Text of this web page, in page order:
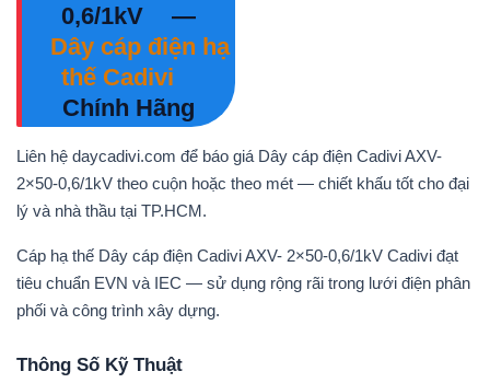
0,6/1kV
—
Dây cáp điện hạ
thế Cadivi
Chính Hãng
Liên hệ daycadivi.com để báo giá Dây cáp điện Cadivi AXV-
2×50-0,6/1kV theo cuộn hoặc theo mét — chiết khấu tốt cho đại
lý và nhà thầu tại TP.HCM.
Cáp hạ thế Dây cáp điện Cadivi AXV- 2×50-0,6/1kV Cadivi đạt
tiêu chuẩn EVN và IEC — sử dụng rộng rãi trong lưới điện phân
phối và công trình xây dựng.
Thông Số Kỹ Thuật